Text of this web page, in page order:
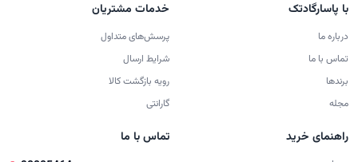
با پاسارگادتک
درباره ما
تماس با ما
برندها
مجله
خدمات مشتریان
پرسش‌های متداول
شرایط ارسال
رویه بازگشت کالا
گارانتی
راهنمای خرید
تماس با ما